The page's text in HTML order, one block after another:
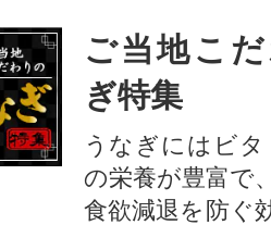
ご当地こ
ぎ特集
うなぎにはビ
の栄養が豊富で
食欲減退を防ぐ